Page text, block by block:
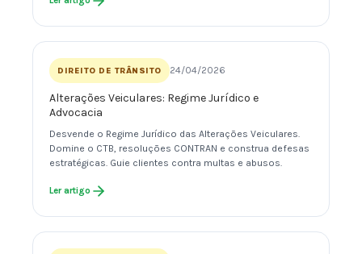
DIREITO DE TRÂNSITO 24/04/2026
Alterações Veiculares: Regime Jurídico e
Advocacia
Desvende o Regime Jurídico das Alterações Veiculares.
Domine o CTB, resoluções CONTRAN e construa defesas
estratégicas. Guie clientes contra multas e abusos.
Ler artigo